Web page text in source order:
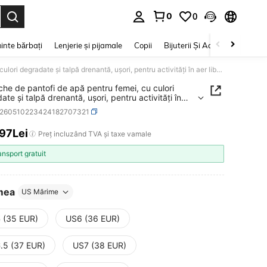
0 0
bărbați Lenjerie și pijamale Copii Bijuterii Și Accesorii
1 pereche de pantofi de apă pentru femei, cu culori degradate și talpă drenantă, ușori, pentru activități în aer liber în râu, potriviți pentru plajă, înot și surfing, perfecți pentru vacanța de vară
de pantofi de apă pentru femei, cu culori
și talpă drenantă, ușori, pentru activități în
în râu, potriviți pentru plajă, înot și surfing,
pentru vacanța de vară
AND AVAILABILITY
Preț incluzând TVA și taxe vamale
gratuit
US Mărime
(35 EUR) US6 (36 EUR)
(37 EUR) US7 (38 EUR)